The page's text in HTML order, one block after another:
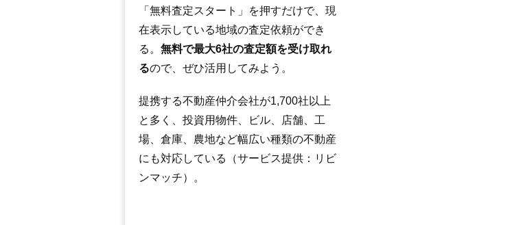
「無料査定スタート」を押すだけで、現
在表示している地域の査定依頼ができ
る。 無料で最大6社の査定額を受け取れ
るので、ぜひ活用してみよう。
提携する不動産仲介会社が1,700社以上
と多く、投資用物件、ビル、店舗、工
場、倉庫、農地など幅広い種類の不動産
にも対応している（サービス提供：リビ
ンマッチ）。
鵜川鹿渡
鹿渡駅